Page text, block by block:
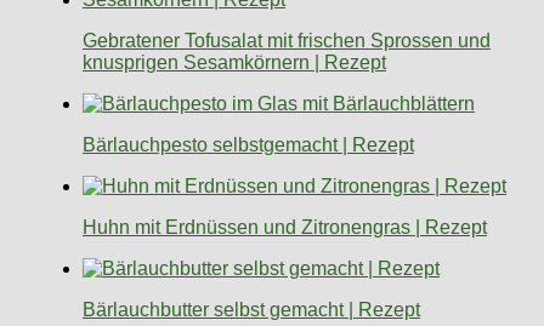
Gebratener Tofusalat mit frischen Sprossen und
knusprigen Sesamkörnern | Rezept
Bärlauchpesto selbstgemacht | Rezept
Huhn mit Erdnüssen und Zitronengras | Rezept
Bärlauchbutter selbst gemacht | Rezept